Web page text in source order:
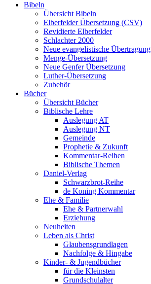
Bibeln
Übersicht Bibeln
Elberfelder Übersetzung (CSV)
Revidierte Elberfelder
Schlachter 2000
Neue evangelistische Übertragung
Menge-Übersetzung
Neue Genfer Übersetzung
Luther-Übersetzung
Zubehör
Bücher
Übersicht Bücher
Biblische Lehre
Auslegung AT
Auslegung NT
Gemeinde
Prophetie & Zukunft
Kommentar-Reihen
Biblische Themen
Daniel-Verlag
Schwarzbrot-Reihe
de Koning Kommentar
Ehe & Familie
Ehe & Partnerwahl
Erziehung
Neuheiten
Leben als Christ
Glaubensgrundlagen
Nachfolge & Hingabe
Kinder- & Jugendbücher
für die Kleinsten
Grundschulalter